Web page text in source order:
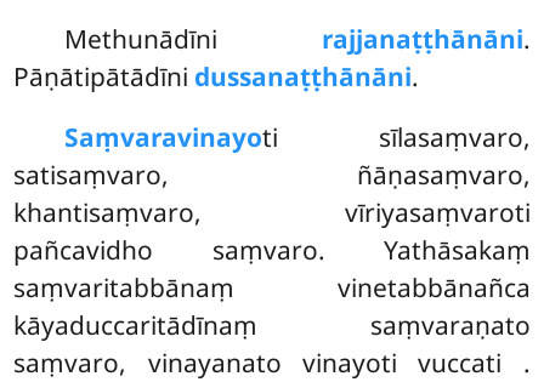
Methunādīni rajjanaṭṭhānāni.
Pāṇātipātādīni dussanaṭṭhānāni.
Saṃvaravinayoti sīlasaṃvaro,
satisaṃvaro, ñāṇasaṃvaro,
khantisaṃvaro, vīriyasaṃvaroti
pañcavidho saṃvaro. Yathāsakaṃ
saṃvaritabbānaṃ vinetabbānañca
kāyaduccaritādīnaṃ saṃvaraṇato
saṃvaro, vinayanato vinayoti vuccati .